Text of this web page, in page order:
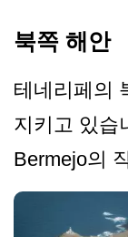
북쪽 해안
테네리페의
지키고 있습
Bermejo의